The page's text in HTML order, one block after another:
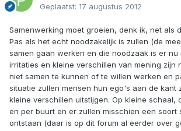
Geplaatst: 17 augustus 2012
Samenwerking moet groeien, denk ik, net als
Pas als het echt noodzakelijk is zullen (de
samen gaan werken en die noodzaak is er nu
irritaties en kleine verschillen van mening zijn
niet samen te kunnen of te willen werken en
situatie zullen mensen hun ego's aan de kant
kleine verschillen uitstijgen. Op kleine schaal,
en per buurt en er zullen misschien een soort
ontstaan (daar is op dit forum al eerder over